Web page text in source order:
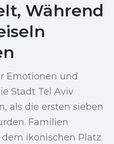
Während
Emotionen und
Stadt Tel Aviv
als die ersten sieben
Familien
ikonischen Platz